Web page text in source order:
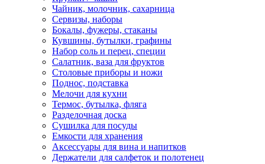
Чайник, молочник, сахарница
Сервизы, наборы
Бокалы, фужеры, стаканы
Кувшины, бутылки, графины
Набор соль и перец, специи
Салатник, ваза для фруктов
Столовые приборы и ножи
Поднос, подставка
Мелочи для кухни
Термос, бутылка, фляга
Разделочная доска
Сушилка для посуды
Емкости для хранения
Аксессуары для вина и напитков
Держатели для салфеток и полотенец